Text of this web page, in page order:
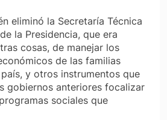
eliminó la Secretaría Técnica
la Presidencia, que era
cosas, de manejar los
de las familias
y otros instrumentos que
gobiernos anteriores focalizar
sociales que